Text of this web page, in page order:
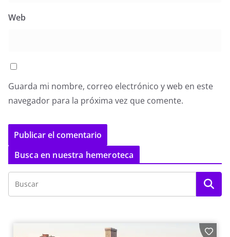
Web
Guarda mi nombre, correo electrónico y web en este
navegador para la próxima vez que comente.
Busca en nuestra hemeroteca